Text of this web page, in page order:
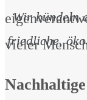
vieler
Wir bündeln
friedliche,